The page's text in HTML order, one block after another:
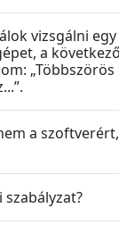
vizsgálni
a következő
a